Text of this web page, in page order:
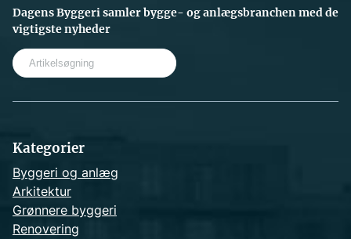
Dagens Byggeri samler bygge- og anlægsbranchen med de
vigtigste nyheder
Kategorier
Byggeri og anlæg
Arkitektur
Grønnere byggeri
Renovering